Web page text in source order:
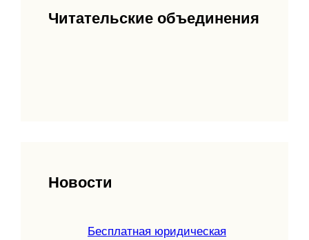
Читательские объединения
Новости
Бесплатная юридическая